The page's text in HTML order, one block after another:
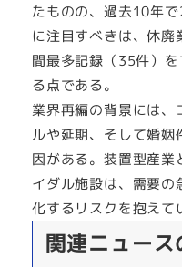
たものの、過去10年
に注目すべきは、休
間最多記録（35件）
る点である。
業界再編の背景には
ルや延期、そして婚
因がある。装置型産
イダル施設は、需要
化するリスクを抱えて
関連ニュー